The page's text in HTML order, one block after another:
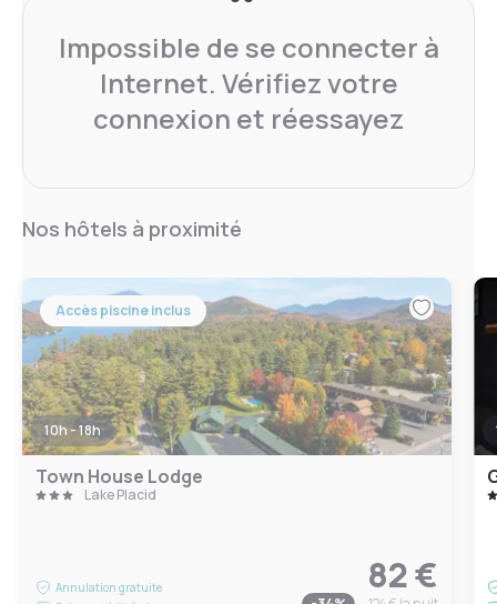
Impossible de se connecter à
Internet. Vérifiez votre
connexion et réessayez
Nos hôtels à proximité
Accès piscine inclus
10h - 18h
Town House Lodge
Lake Placid
Annulation gratuite
82 €